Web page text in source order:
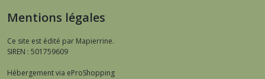
Mentions légales
Ce site est édité par Mapierrine.
SIREN : 501759609
Hébergement via eProShopping